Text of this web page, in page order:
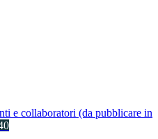
e collaboratori (da pubblicare in